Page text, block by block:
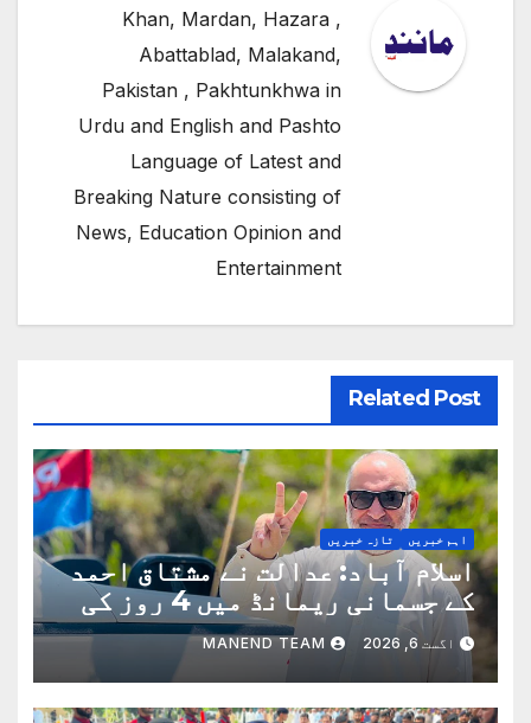
Khan, Mardan, Hazara ,
Abattablad, Malakand,
Pakistan , Pakhtunkhwa in
Urdu and English and Pashto
Language of Latest and
Breaking Nature consisting of
News, Education Opinion and
Entertainment
Related Post
اہم خبریں تازہ خبریں
اسلام آباد: عدالت نے مشتاق احمد
کے جسمانی ریمانڈ میں 4 روز کی
توسیع کردی
اگست 6, 2026 MANEND TEAM